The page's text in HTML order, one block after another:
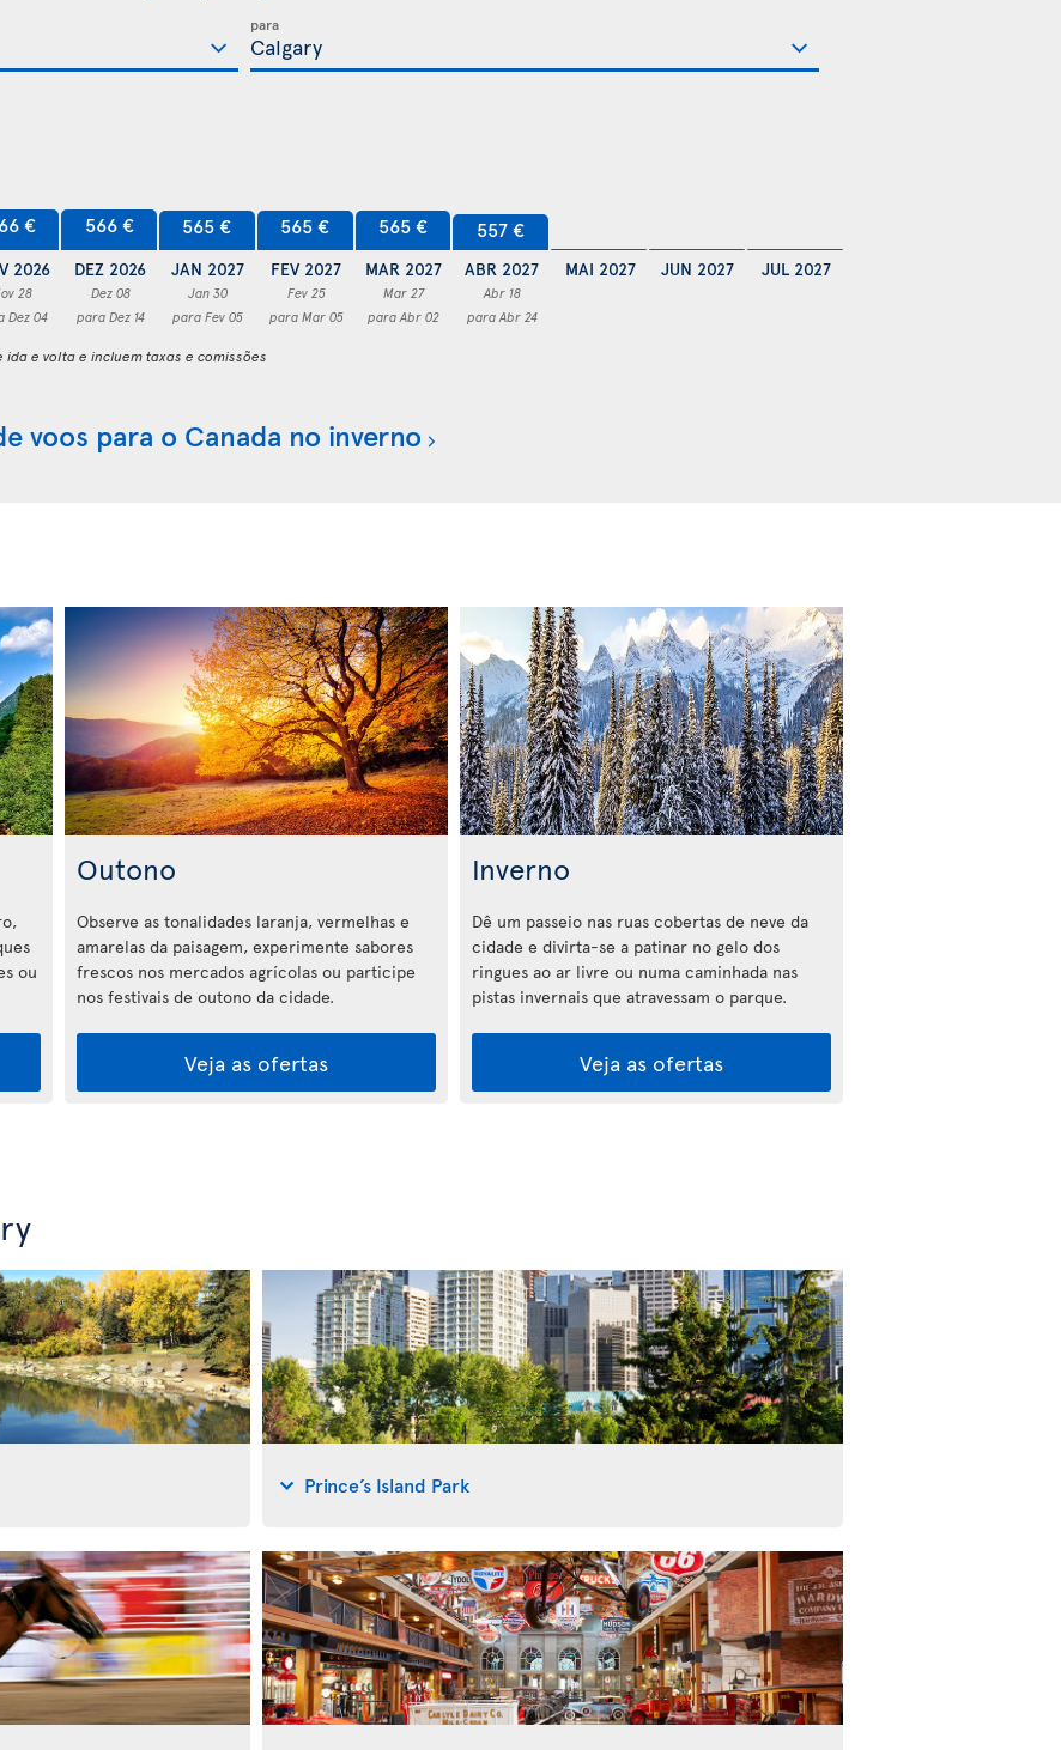
para
€
2026
28
Dez 04
566 €
DEZ 2026
Dez 08
para Dez 14
565 €
JAN 2027
Jan 30
para Fev 05
565 €
FEV 2027
Fev 25
para Mar 05
565 €
MAR 2027
Mar 27
para Abr 02
557 €
ABR 2027
Abr 18
para Abr 24
MAI 2027 JUN 2027 JUL 2027
e volta e incluem taxas e comissões
voos para o Canada no inverno
ou
Outono
Observe as tonalidades laranja, vermelhas e
amarelas da paisagem, experimente sabores
frescos nos mercados agrícolas ou participe
nos festivais de outono da cidade.
Veja as ofertas
Inverno
Dê um passeio nas ruas cobertas de neve da
cidade e divirta-se a patinar no gelo dos
ringues ao ar livre ou numa caminhada nas
pistas invernais que atravessam o parque.
Veja as ofertas
Prince’s Island Park